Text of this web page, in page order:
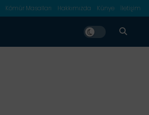
Kömür Masalları Hakkımızda Künye İletişim